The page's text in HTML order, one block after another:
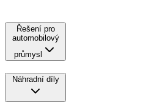
Řešení pro
automobilový
průmysl
Náhradní díly